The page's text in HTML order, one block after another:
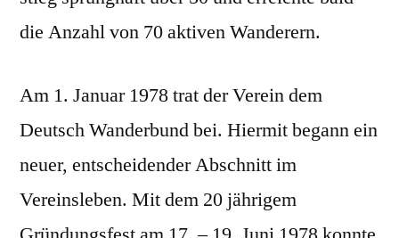
die Anzahl von 70 aktiven Wanderern.
Am 1. Januar 1978 trat der Verein dem
Deutsch Wanderbund bei. Hiermit begann ein
neuer, entscheidender Abschnitt im
Vereinsleben. Mit dem 20 jährigem